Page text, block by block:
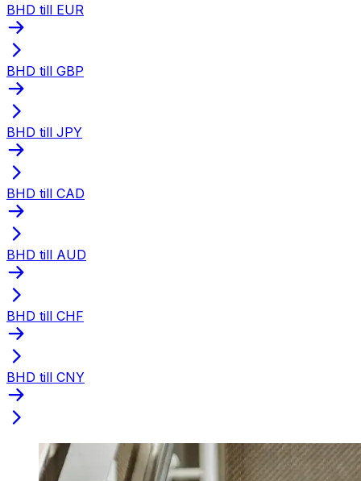
BHD till EUR
BHD till GBP
BHD till JPY
BHD till CAD
BHD till AUD
BHD till CHF
BHD till CNY